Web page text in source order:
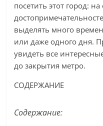
посетить этот город:
выделять много
или даже одного дня.
увидеть все
до закрытия метро.
СОДЕРЖАНИЕ
Содержание: